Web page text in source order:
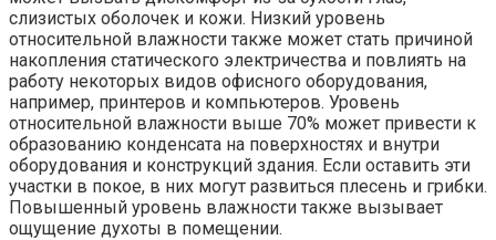
слизистых оболочек и кожи. Низкий уровень
относительной влажности также может стать причиной
накопления статического электричества и повлиять на
работу некоторых видов офисного оборудования,
например, принтеров и компьютеров. Уровень
относительной влажности выше 70% может привести к
образованию конденсата на поверхностях и внутри
оборудования и конструкций здания. Если оставить эти
участки в покое, в них могут развиться плесень и грибки.
Повышенный уровень влажности также вызывает
ощущение духоты в помещении.